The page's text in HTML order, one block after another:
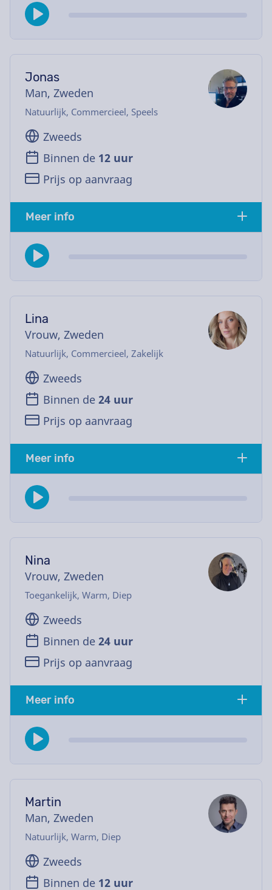
Jonas
Man, Zweden
Natuurlijk, Commercieel, Speels
Zweeds
Binnen de 12 uur
Prijs op aanvraag
Meer info
Lina
Vrouw, Zweden
Natuurlijk, Commercieel, Zakelijk
Zweeds
Binnen de 24 uur
Prijs op aanvraag
Meer info
Nina
Vrouw, Zweden
Toegankelijk, Warm, Diep
Zweeds
Binnen de 24 uur
Prijs op aanvraag
Meer info
Martin
Man, Zweden
Natuurlijk, Warm, Diep
Zweeds
Binnen de 12 uur